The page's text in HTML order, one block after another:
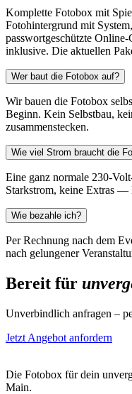
Komplette Fotobox mit
Fotohintergrund mit
passwortgeschützte
inklusive. Die aktuellen
Wer baut die Fotobox auf?
Wir bauen die Fotobox
Beginn. Kein Selbstbau,
zusammenstecken.
Wie viel Strom braucht die
Eine ganz normale 230-
Starkstrom, keine Extras —
Wie bezahle ich?
Per Rechnung nach dem
nach gelungener
Bereit für
Unverbindlich anfragen –
Jetzt Angebot anfordern
Die Fotobox für dein
Main.